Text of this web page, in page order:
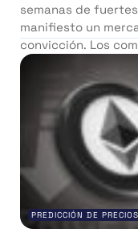
semanas de
manifiesto un
convicción. Los
PREDICCIÓN DE PRECIOS